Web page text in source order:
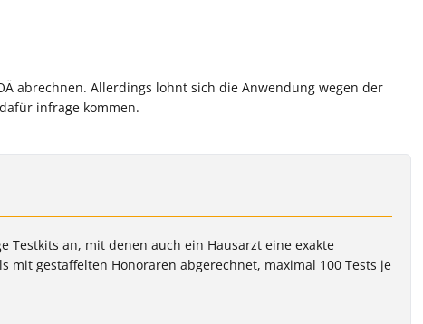
abrechnen. Allerdings lohnt sich die Anwendung wegen der
infrage kommen.
an, mit denen auch ein Hausarzt eine exakte
gestaffelten Honoraren abgerechnet, maximal 100 Tests je